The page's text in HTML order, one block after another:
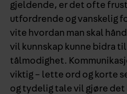
gjeldende, er det ofte
utfordrende og vanskelig
vite hvordan man skal
vil kunnskap kunne bidra
tålmodighet.
viktig – lette ord og korte
og tydelig tale vil gjøre